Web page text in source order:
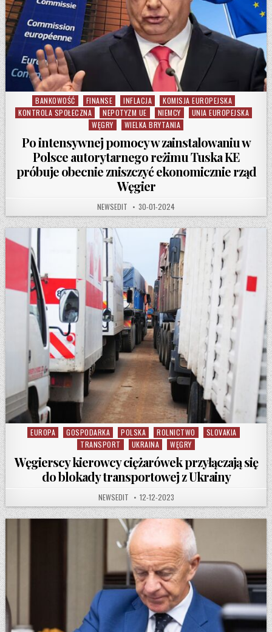
Posted in
BANKOWOŚĆ FINANSE INFLACJA
KOMISJA EUROPEJSKA
KONTROLA SPOŁECZNA
NEPOTYZM UE NIEMCY
UNIA EUROPEJSKA
WĘGRY
WIELKA BRYTANIA
Po intensywnej pomocy w zainstalowaniu w
Polsce autorytarnego reżimu Tuska KE
próbuje obecnie zniszczyć ekonomicznie rząd
Węgier
AUTHOR:
NEWSEDIT PUBLISHED DATE:
30-01-2024
Posted in
EUROPA GOSPODARKA POLSKA ROLNICTWO
SLOVAKIA
TRANSPORT
UKRAINA WĘGRY
Węgierscy kierowcy ciężarówek przyłączają się
do blokady transportowej z Ukrainy
AUTHOR:
NEWSEDIT PUBLISHED DATE:
12-12-2023